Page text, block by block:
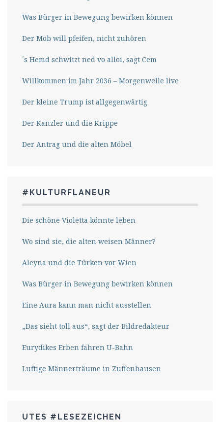
Was Bürger in Bewegung bewirken können
Der Mob will pfeifen, nicht zuhören
´s Hemd schwitzt ned vo alloi, sagt Cem
Willkommen im Jahr 2036 – Morgenwelle live
Der kleine Trump ist allgegenwärtig
Der Kanzler und die Krippe
Der Antrag und die alten Möbel
#KULTURFLANEUR
Die schöne Violetta könnte leben
Wo sind sie, die alten weisen Männer?
Aleyna und die Türken vor Wien
Was Bürger in Bewegung bewirken können
Eine Aura kann man nicht ausstellen
„Das sieht toll aus“, sagt der Bildredakteur
Eurydikes Erben fahren U-Bahn
Luftige Männerträume in Zuffenhausen
UTES #LESEZEICHEN